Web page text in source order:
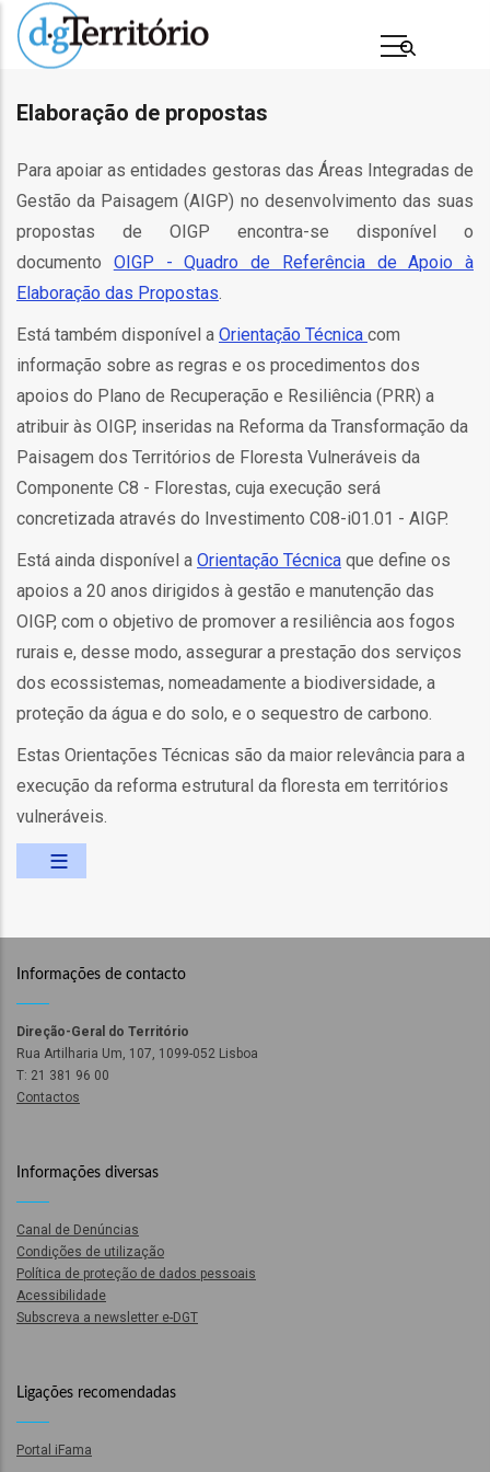
Passar
para
conteúdo
Elaboração de propostas
Para apoiar as entidades gestoras das Áreas Integradas de
Gestão da Paisagem (AIGP) no desenvolvimento das suas
propostas de OIGP encontra-se disponível o
documento OIGP - Quadro de Referência de Apoio à
Elaboração das Propostas.
Está também disponível a Orientação Técnica com
informação sobre as regras e os procedimentos dos
apoios do Plano de Recuperação e Resiliência (PRR) a
atribuir às OIGP, inseridas na Reforma da Transformação da
Paisagem dos Territórios de Floresta Vulneráveis da
Componente C8 - Florestas, cuja execução será
concretizada através do Investimento C08-i01.01 - AIGP.
Está ainda disponível a Orientação Técnica que define os
apoios a 20 anos dirigidos à gestão e manutenção das
OIGP, com o objetivo de promover a resiliência aos fogos
rurais e, desse modo, assegurar a prestação dos serviços
dos ecossistemas, nomeadamente a biodiversidade, a
proteção da água e do solo, e o sequestro de carbono.
Estas Orientações Técnicas são da maior relevância para a
execução da reforma estrutural da floresta em territórios
vulneráveis.
Informações de contacto
Direção-Geral do Território
Rua Artilharia Um, 107, 1099-052 Lisboa
T: 21 381 96 00
Contactos
Informações diversas
Canal de Denúncias
Condições de utilização
Política de proteção de dados pessoais
Acessibilidade
Subscreva a newsletter e-DGT
Ligações recomendadas
Portal iFama